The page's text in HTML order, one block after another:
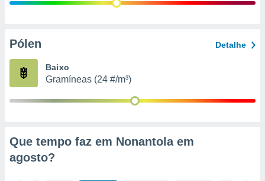
e
de
Pólen Detalhe
Baixo
Gramíneas (24 #/m³)
Que tempo faz em Nonantola em
agosto?